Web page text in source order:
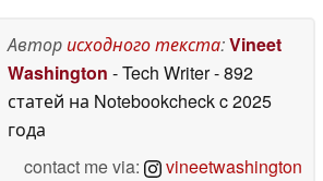
настольного уровня
Авторисходного текста:Vineet
Washington - Tech Writer- 892
статей на Notebookcheckc 2025
года
contact me via:
vineetwashington